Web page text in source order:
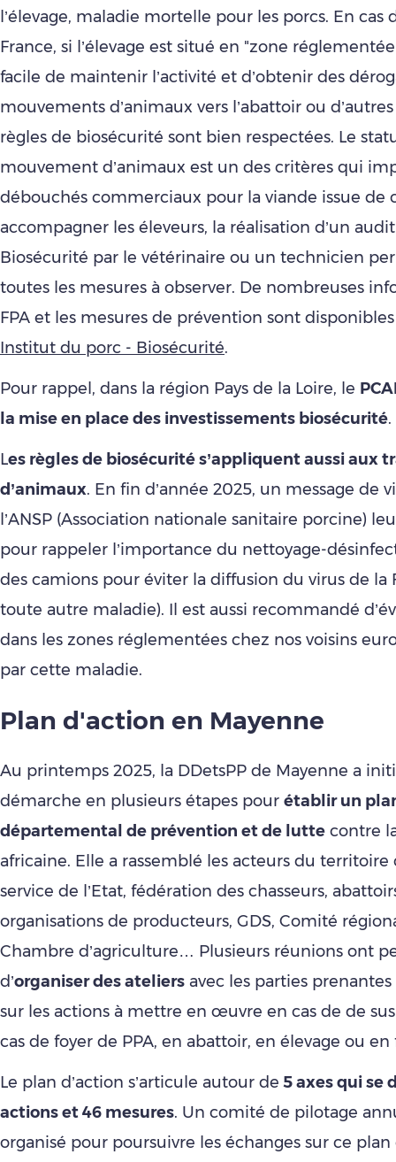
l’élevage, maladie mortelle pour les porcs. En cas
France, si l’élevage est situé en "zone
facile de maintenir l’activité et d’obtenir des
mouvements d’animaux vers l’abattoir ou
règles de biosécurité sont bien respectées. Le
mouvement d’animaux est un des critères qui
débouchés commerciaux pour la viande issue de
accompagner les éleveurs, la réalisation d’un
Biosécurité par le vétérinaire ou un technicien
toutes les mesures à observer. De nombreuses
FPA et les mesures de prévention sont
Institut du porc - Biosécurité.
Pour rappel, dans la région Pays de la Loire, le
la mise en place des investissements biosécurité.
Les règles de biosécurité s’appliquent aussi aux
d’animaux. En fin d’année 2025, un message de
l’ANSP (Association nationale sanitaire porcine)
pour rappeler l’importance du nettoyage-
des camions pour éviter la diffusion du virus de la
toute autre maladie). Il est aussi recommandé
dans les zones réglementées chez nos voisins
par cette maladie.
Plan d'action en Mayenne
Au printemps 2025, la DDetsPP de Mayenne a
démarche en plusieurs étapes pour établir un
départemental de prévention et de lutte contre
africaine. Elle a rassemblé les acteurs du territoire
service de l’Etat, fédération des chasseurs,
organisations de producteurs, GDS, Comité
Chambre d’agriculture… Plusieurs réunions ont
d’organiser des ateliers avec les parties
sur les actions à mettre en œuvre en cas de de
cas de foyer de PPA, en abattoir, en élevage ou en
Le plan d’action s’articule autour de 5 axes qui se
actions et 46 mesures. Un comité de pilotage
organisé pour poursuivre les échanges sur ce plan